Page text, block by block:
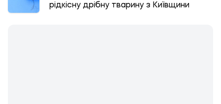
рідкісну дрібну тварину з Київщини